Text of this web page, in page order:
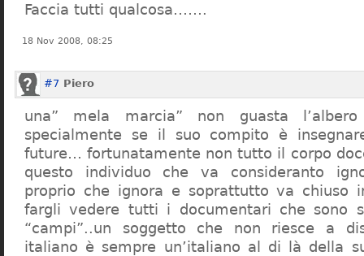
Faccia tutti qualcosa…….
18 Nov 2008, 08:25
#7 Piero
una” mela marcia” non guasta
specialmente se il suo compito è
future… fortunatamente non tutto il corpo
questo individuo che va consideranto
proprio che ignora e soprattutto va chiuso
fargli vedere tutti i documentari che sono
“campi”..un soggetto che non riesce a
italiano è sempre un’italiano al di là della